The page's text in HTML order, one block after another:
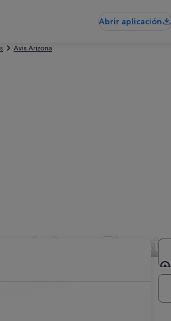
Abrir aplicación
Avis Arizona
Avis en